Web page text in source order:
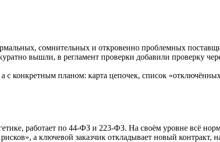
сомнительных и откровенно проблемных
вышли, в регламент проверки добавили проверку
конкретным планом: карта цепочек, список
работает по 44‑ФЗ и 223‑ФЗ. На своём уровне всё
а ключевой заказчик откладывает новый контракт,